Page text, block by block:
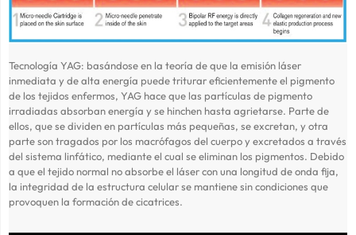
Tecnología YAG: basándose en la teoría de que la emisión láser
inmediata y de alta energía puede triturar eficientemente el pigmento
de los tejidos enfermos, YAG hace que las partículas de pigmento
irradiadas absorban energía y se hinchen hasta agrietarse. Parte de
ellos, que se dividen en partículas más pequeñas, se excretan, y otra
parte son tragados por los macrófagos del cuerpo y excretados a través
del sistema linfático, mediante el cual se eliminan los pigmentos. Debido
a que el tejido normal no absorbe el láser con una longitud de onda fija,
la integridad de la estructura celular se mantiene sin condiciones que
provoquen la formación de cicatrices.